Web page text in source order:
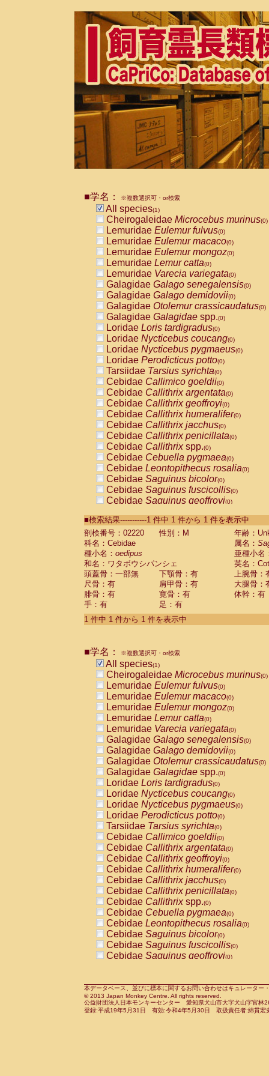
■学名： ※複数選択可・or検索
All species(1)
Cheirogaleidae Microcebus murinus(0)
Lemuridae Eulemur fulvus(0)
Lemuridae Eulemur macaco(0)
Lemuridae Eulemur mongoz(0)
Lemuridae Lemur catta(0)
Lemuridae Varecia variegata(0)
Galagidae Galago senegalensis(0)
Galagidae Galago demidovii(0)
Galagidae Otolemur crassicaudatus(0)
Galagidae Galagidae spp.(0)
Loridae Loris tardigradus(0)
Loridae Nycticebus coucang(0)
Loridae Nycticebus pygmaeus(0)
Loridae Perodicticus potto(0)
Tarsiidae Tarsius syrichta(0)
Cebidae Callimico goeldii(0)
Cebidae Callithrix argentata(0)
Cebidae Callithrix geoffroyi(0)
Cebidae Callithrix humeralifer(0)
Cebidae Callithrix jacchus(0)
Cebidae Callithrix penicillata(0)
Cebidae Callithrixspp.(0)
Cebidae Cebuella pygmaea(0)
Cebidae Leontopithecus rosalia(0)
Cebidae Saguinus bicolor(0)
Cebidae Saguinus fuscicollis(0)
Cebidae Saguinus geoffroyi(0)
CebidaeSaguinus labiatus(0)
Cebidae Saguinus leucopus (0)
Cebidae
Cebidae
CebidaeSaguinus nigricollis (0)
Cebidae Saguinus oedipus
Cebidae Saguinus weddelli
Cebidae Saguinusspp.
Cebidae Aotus trivirgatus
Cebidae Cebus albifrons
CebidaeCebus nigrivittatus
CebidaeCebus
CebidaeSaimiri boliviensis(0)
CebidaeSaimiri sciureus(0)
AtelidaeAlouatta caraya(0)
AtelidaeAlouatta fusca(0)
AtelidaeAlouatta seniculus
AtelidaeAlouattaspp.(0)
AtelidaeAteles belzebuth(0)
AtelidaeAteles geoffroyi(0)
AtelidaeAteles paniscus(0)
AtelidaeAtelesspp.(0)
Atelidae Lagothrix lagothricha
AtelidaeLagothrix lagothricha cana
PitheciidaeCacajao calvus
PitheciidaeCallicebus cupreus
PitheciidaeCallicebus donacophilus
PitheciidaeCallicebus moloch
PitheciidaeCallicebus torquatus
PitheciidaeCallicebusspp.(0)
PitheciidaeChiropotes satanas(0)
PitheciidaePithecia monachus
PitheciidaePithecia pithecia(0)
CercopithecidaeCercocebus agilis
CercopithecidaeCercocebus
CercopithecidaeCercocebus
CercopithecidaeCercocebus
CercopithecidaeCercocebus
CercopithecidaeCercocebushybrid
CercopithecidaePapio anubis(0)
CercopithecidaePapio cynocephalus
CercopithecidaePapio hamadryas(0)
■検索結果-----------1 件中 1 件から 1 件を表示中
剖検番号：02220
性別：M
年齢：
科名：Cebidae
属名：
種小名： oedipus
亜種小名
和名：ワタボウシパンシェ
英名：
頭蓋骨：一部無
下顎骨：有
上腕骨：
尺骨：有
肩甲骨：有
大腿骨：
腓骨：有
寛骨：有
体幹：有
手：有
足：有
1 件中 1 件から 1 件を表示中
■学名： ※複数選択可・or検索
All species(1)
Cheirogaleidae Microcebus murinus(0)
Lemuridae Eulemur fulvus(0)
Lemuridae Eulemur macaco(0)
Lemuridae Eulemur mongoz(0)
Lemuridae Lemur catta(0)
Lemuridae Varecia variegata(0)
Galagidae Galago senegalensis(0)
Galagidae Galago demidovii(0)
Galagidae Otolemur crassicaudatus(0)
Galagidae Galagidae spp.(0)
Loridae Loris tardigradus(0)
Loridae Nycticebus coucang(0)
Loridae Nycticebus pygmaeus(0)
Loridae Perodicticus potto(0)
Tarsiidae Tarsius syrichta(0)
Cebidae Callimico goeldii(0)
Cebidae Callithrix argentata(0)
Cebidae Callithrix geoffroyi(0)
Cebidae Callithrix humeralifer(0)
Cebidae Callithrix jacchus(0)
Cebidae Callithrix penicillata(0)
Cebidae Callithrixspp.(0)
Cebidae Cebuella pygmaea(0)
Cebidae Leontopithecus rosalia(0)
Cebidae Saguinus bicolor(0)
Cebidae Saguinus fuscicollis(0)
Cebidae Saguinus geoffroyi(0)
CebidaeSaguinus leucopus(0)
CebidaeSaguinus midas(0)
Cebidae Saguinus mystax(0)
本データベース、並びに標本に関するお問い合わせはキュレータ
© 2013 Japan Monkey Centre. All rights reserved.
公益財団法人日本モンキーセンター 愛知県犬山市大字犬山字官
登録:平成19年5月31日 有効:令和4年5月30日 取扱責任者:綿貫宏